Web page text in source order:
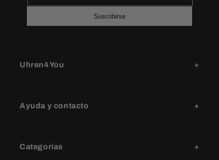
Suscribirse
Uhren4You
Ayuda y contacto
Categorías